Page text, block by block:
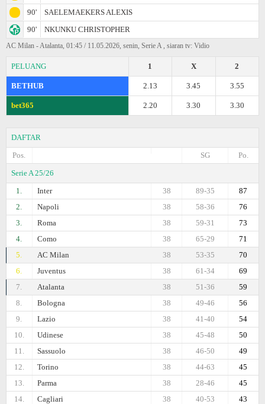
90'
SAELEMAEKERS ALEXIS
90'
NKUNKU CHRISTOPHER
AC Milan - Atalanta, 01:45 / 11.05.2026, senin, Serie A , siaran tv: Vidio
PELUANG 2
X
1
BETHUB 3.55
3.45
2.13
bet365 3.30
3.30
2.20
DAFTAR
Pos.
Po.
SG
Serie A 25/26
1.
Inter 87
89-35
38
2.
Napoli 76
58-36
38
3.
Roma 73
59-31
38
4.
Como 71
65-29
38
5.
AC Milan 70
53-35
38
6.
Juventus 69
61-34
38
7.
Atalanta 59
51-36
38
8.
Bologna 56
49-46
38
9.
Lazio 54
41-40
38
10.
Udinese 50
45-48
38
11.
Sassuolo 49
46-50
38
12.
Torino 45
44-63
38
13.
Parma 45
28-46
38
14.
Cagliari 43
40-53
38